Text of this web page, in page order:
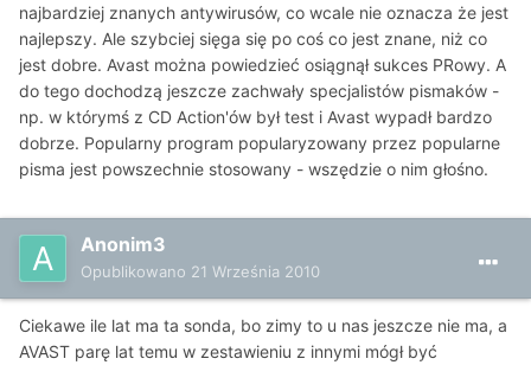
najbardziej znanych antywirusów, co wcale nie oznacza że jest
najlepszy. Ale szybciej sięga się po coś co jest znane, niż co
jest dobre. Avast można powiedzieć osiągnął sukces PRowy. A
do tego dochodzą jeszcze zachwały specjalistów pismaków -
np. w którymś z CD Action'ów był test i Avast wypadł bardzo
dobrze. Popularny program popularyzowany przez popularne
pisma jest powszechnie stosowany - wszędzie o nim głośno.
Anonim3
Opublikowano 21 Września 2010
Ciekawe ile lat ma ta sonda, bo zimy to u nas jeszcze nie ma, a
AVAST parę lat temu w zestawieniu z innymi mógł być